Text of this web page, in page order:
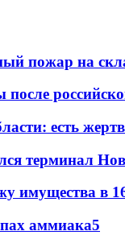
пожар на
есть
терминал
имущества в
аммиака5